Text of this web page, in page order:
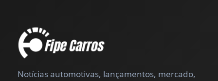
Notícias automotivas, lançamentos, mercado,